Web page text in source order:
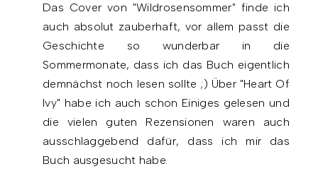
Das Cover von "Wildrosensommer" finde ich
auch absolut zauberhaft, vor allem passt die
Geschichte so wunderbar in die
Sommermonate, dass ich das Buch eigentlich
demnächst noch lesen sollte ;) Über "Heart Of
Ivy" habe ich auch schon Einiges gelesen und
die vielen guten Rezensionen waren auch
ausschlaggebend dafür, dass ich mir das
Buch ausgesucht habe.